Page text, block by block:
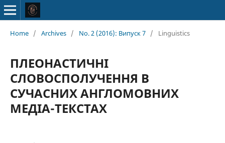
Home / Archives / No. 2 (2016): Випуск 7 / Linguistics
ПЛЕОНАСТИЧНІ
СЛОВОСПОЛУЧЕННЯ В
СУЧАСНИХ АНГЛОМОВНИХ
МЕДІА-ТЕКСТАХ